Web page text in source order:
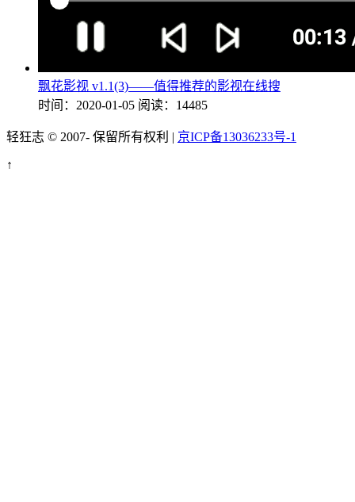
飘花影视 v1.1(3)——值得推荐的影视在线搜
时间：2020-01-05 阅读：14485
轻狂志 © 2007- 保留所有权利 | 京ICP备13036233号-1
↑